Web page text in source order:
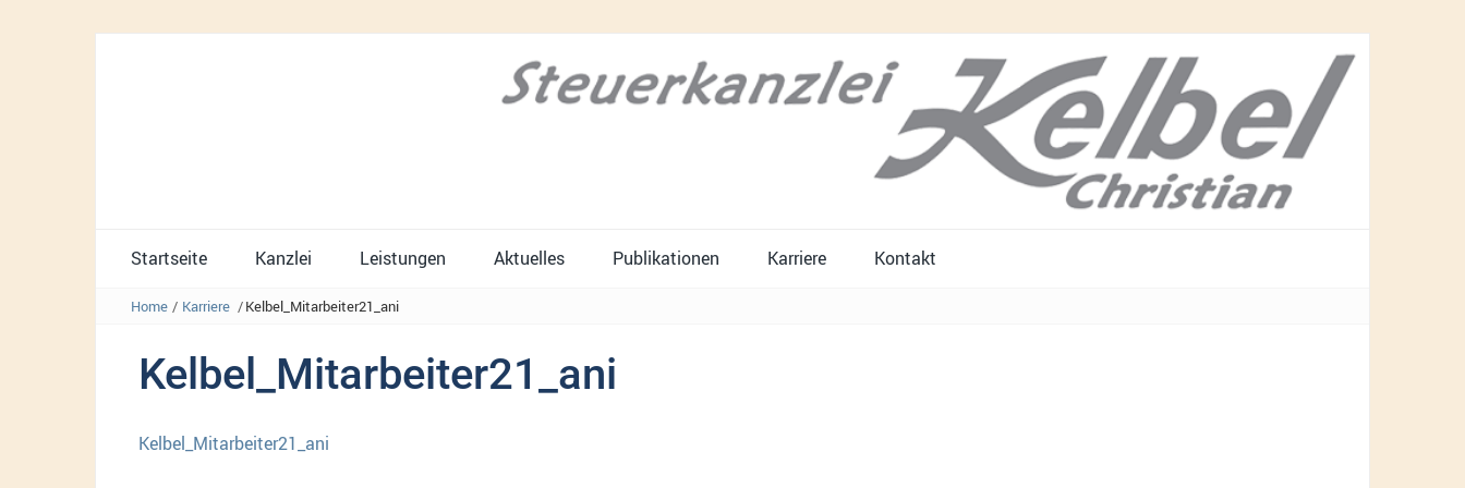
Startseite Kanzlei Leistungen Aktuelles Publikationen Karriere Kontakt
Home / Karriere /Kelbel_Mitarbeiter21_ani
Kelbel_Mitarbeiter21_ani
Kelbel_Mitarbeiter21_ani